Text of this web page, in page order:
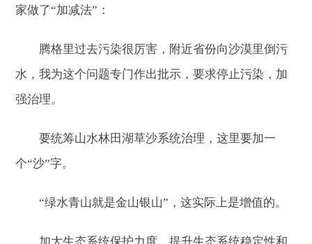
家做了“加减法”：
腾格里过去污染很厉害，附近省份向沙漠里倒污
水，我为这个问题专门作出批示，要求停止污染，加
强治理。
要统筹山水林田湖草沙系统治理，这里要加一
个“沙”字。
“绿水青山就是金山银山”，这实际上是增值的。